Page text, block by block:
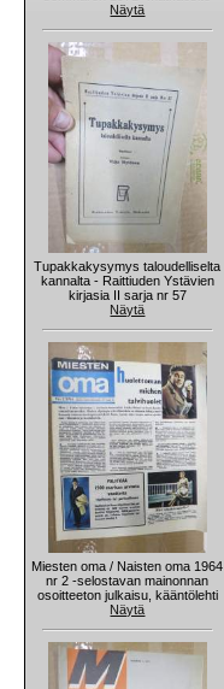
Näytä
Tupakkakysymys taloudelliselta
kannalta - Raittiuden Ystävien
kirjasia II sarja nr 57
Näytä
Miesten oma / Naisten oma 1964
nr 2 -selostavan mainonnan
osoitteeton julkaisu, kääntölehti
Näytä